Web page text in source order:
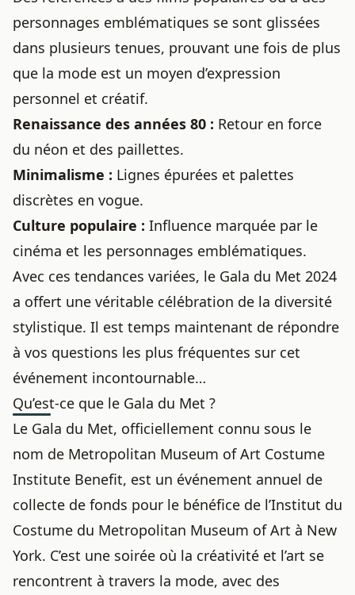
personnages emblématiques se sont glissées
dans plusieurs tenues, prouvant une fois de plus
que la mode est un moyen d’expression
personnel et créatif.
Renaissance des années 80 : Retour en force
du néon et des paillettes.
Minimalisme : Lignes épurées et palettes
discrètes en vogue.
Culture populaire : Influence marquée par le
cinéma et les personnages emblématiques.
Avec ces tendances variées, le Gala du Met 2024
a offert une véritable célébration de la diversité
stylistique. Il est temps maintenant de répondre
à vos questions les plus fréquentes sur cet
événement incontournable…
Qu’est-ce que le Gala du Met ?
Le Gala du Met, officiellement connu sous le
nom de Metropolitan Museum of Art Costume
Institute Benefit, est un événement annuel de
collecte de fonds pour le bénéfice de l’Institut du
Costume du Metropolitan Museum of Art à New
York. C’est une soirée où la créativité et l’art se
rencontrent à travers la mode, avec des